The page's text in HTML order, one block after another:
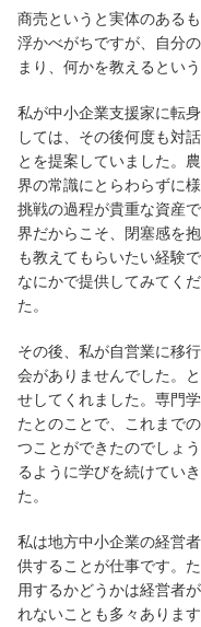
商売というと実体のある
浮かべがちですが、自分
まり、何かを教えるという
私が中小企業支援家に転
しては、その後何度も対
とを提案していました。
界の常識にとらわらずに
挑戦の過程が貴重な資産
界だからこそ、閉塞感を
も教えてもらいたい経験
なにかで提供してみてく
た。
その後、私が自営業に移
会がありませんでした。
せしてくれました。専門
たとのことで、これまで
つことができたのでしょ
るように学びを続けてい
た。
私は地方中小企業の経営
供することが仕事です。
用するかどうかは経営者
れないことも多々ありま